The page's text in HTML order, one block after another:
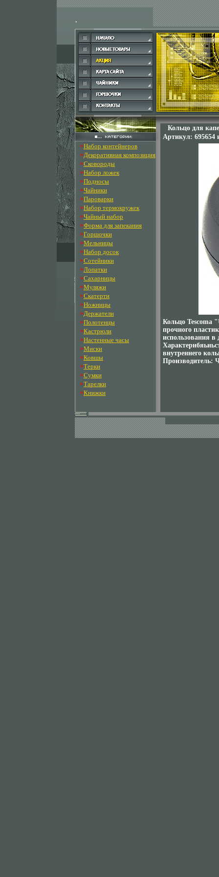
»Набор контейнеров
»Декоративная композиция
»Сковороды
»Набор ложек
»Подносы
»Чайники
»Пароварки
»Набор термокружек
»Чайный набор
»Форма для запекания
»Горшочки
»Мельницы
»Набор досок
»Сотейники
»Лопатки
»Сахарницы
»Муляжи
»Скатерти
»Ножницы
»Держатели
»Полотенцы
»Кастрюли
»Настенные часы
»Миски
»Ковшы
»Терки
»Сумки
»Тарелки
»Книжки
Кольцо для
Артикул: 695654
Кольцо Tescoma
прочного
использования в
внутреннего
Производитель: